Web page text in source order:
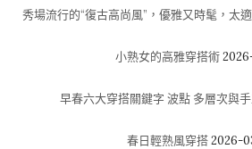
秀場流行的“復古高尚風”，優雅又時髦，太
小熟女的高雅穿搭術
早春六大穿搭關鍵字 波點 多層次與
春日輕熟風穿搭 2026-